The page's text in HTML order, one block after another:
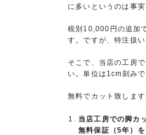
に多いというのは事
税別10,000円の追加
す。ですが、特注扱
そこで、当店の工房
い。単位は1cm刻み
無料でカット致しま
当店工房での脚カ
無料保証（5年）